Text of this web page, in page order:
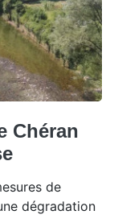
Chéran
de
dégradation